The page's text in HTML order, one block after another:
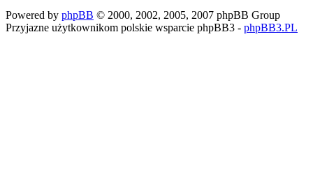
Powered by phpBB © 2000, 2002, 2005, 2007 phpBB Group
Przyjazne użytkownikom polskie wsparcie phpBB3 - phpBB3.PL